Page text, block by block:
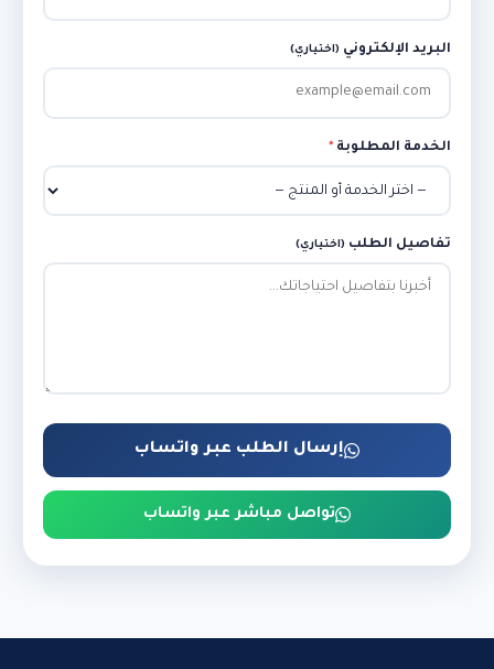
البريد الإلكتروني (اختياري)
الخدمة المطلوبة *
تفاصيل الطلب (اختياري)
إرسال الطلب عبر واتساب
تواصل مباشر عبر واتساب